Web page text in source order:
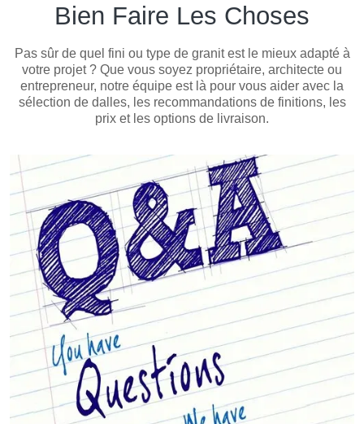
Bien Faire Les Choses
Pas sûr de quel fini ou type de granit est le mieux adapté à
votre projet ? Que vous soyez propriétaire, architecte ou
entrepreneur, notre équipe est là pour vous aider avec la
sélection de dalles, les recommandations de finitions, les
prix et les options de livraison.